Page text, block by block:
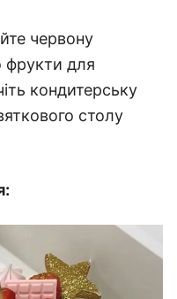
червону
фрукти для
кондитерську
столу